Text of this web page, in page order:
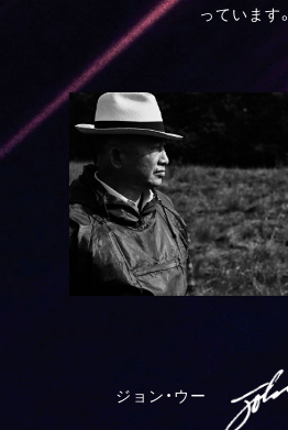
っています。
ジョン・ウー